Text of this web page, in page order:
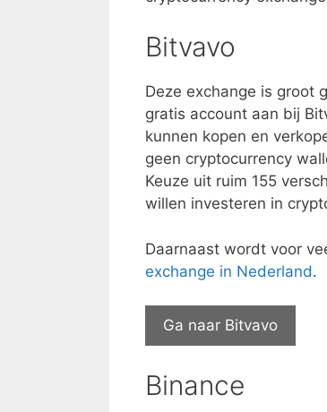
Bitvavo
Deze exchange is groot
gratis account aan bij
kunnen kopen en
geen cryptocurrency
Keuze uit ruim 155
willen investeren in
Daarnaast wordt voor
exchange in Nederland.
Ga naar Bitvavo
Binance